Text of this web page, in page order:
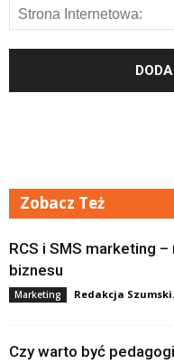
Zobacz Też
RCS i SMS marketing
biznesu
Marketing Redakcja
Czy warto być